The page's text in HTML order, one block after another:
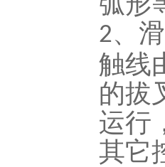
2、
触线
的拔
运行
其它